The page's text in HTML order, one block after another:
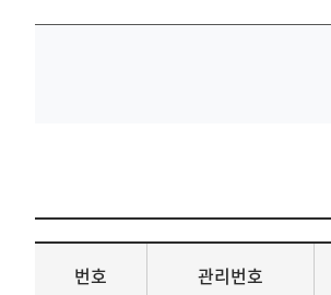
번호 관리번호